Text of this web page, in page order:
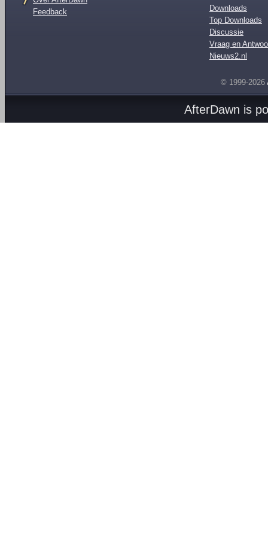
Feedback
Downloads
Top Downloads
Discussie
Vraag en
Nieuws2.nl
© 1999-2026
AfterDawn is